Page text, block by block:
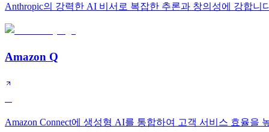
Anthropic의 강력한 AI 비서로 복잡한 추론과 창의성에 강합니
Amazon Q
Amazon Connect에 생성형 AI를 통합하여 고객 서비스 효율을